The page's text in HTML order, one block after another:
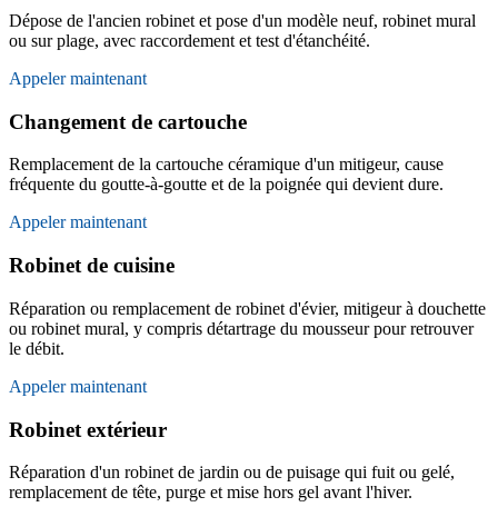
Dépose de l'ancien robinet et pose d'un modèle neuf, robinet mural
ou sur plage, avec raccordement et test d'étanchéité.
Appeler maintenant
Changement de cartouche
Remplacement de la cartouche céramique d'un mitigeur, cause
fréquente du goutte-à-goutte et de la poignée qui devient dure.
Appeler maintenant
Robinet de cuisine
Réparation ou remplacement de robinet d'évier, mitigeur à douchette
ou robinet mural, y compris détartrage du mousseur pour retrouver
le débit.
Appeler maintenant
Robinet extérieur
Réparation d'un robinet de jardin ou de puisage qui fuit ou gelé,
remplacement de tête, purge et mise hors gel avant l'hiver.